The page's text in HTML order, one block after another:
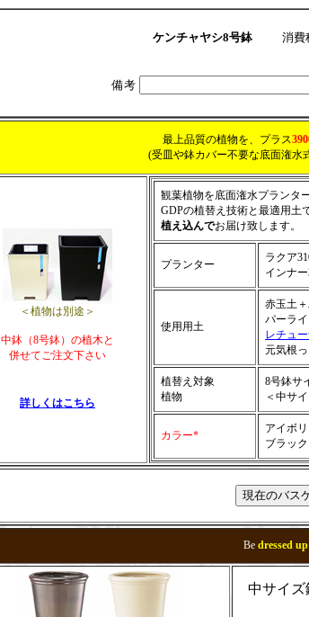
ケンチャヤシ8号鉢 消費
備考
最上品質の植物を、プラス
(受皿や鉢カバー不要な底面潅水
＜植物は別途＞
中鉢（8号鉢）の植木と
併せてご注文下さい
詳しくはこちら
観葉植物を底面潅水プランタ
GDPの植替え技術と最適用土
植え込んでお届け致します。
プランター
ラクア
インナ
使用用土
赤玉土
パーラ
レチュ
元気根
植替え対象
植物
8号鉢サ
＜中サ
カラー*
アイボ
ブラック
Be dressed
中サイズ